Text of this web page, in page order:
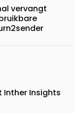
vervangt
Inther Insights